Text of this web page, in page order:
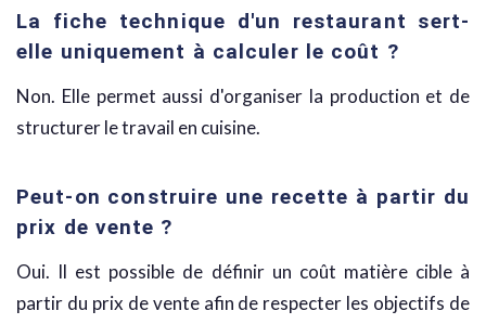
La fiche technique d'un restaurant sert-
elle uniquement à calculer le coût ?
Non. Elle permet aussi d'organiser la production et de
structurer le travail en cuisine.
Peut-on construire une recette à partir du
prix de vente ?
Oui. Il est possible de définir un coût matière cible à
partir du prix de vente afin de respecter les objectifs de